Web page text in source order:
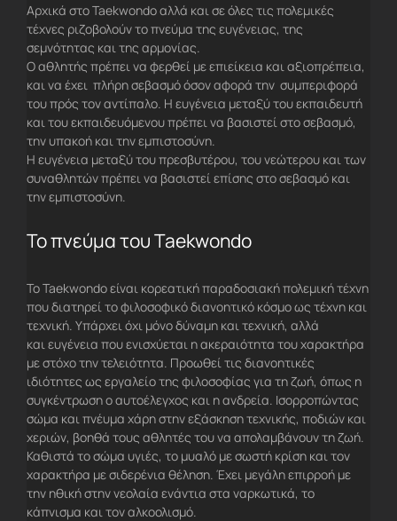
Αρχικά στο Taekwondo αλλά και σε όλες τις πολεμικές
τέχνες ριζοβολούν το πνεύμα της ευγένειας, της
σεμνότητας και της αρμονίας.
Ο αθλητής πρέπει να φερθεί με επιείκεια και αξιοπρέπεια,
και να έχει πλήρη σεβασμό όσον αφορά την συμπεριφορά
του πρός τον αντίπαλο. Η ευγένεια μεταξύ του εκπαιδευτή
και του εκπαιδευόμενου πρέπει να βασιστεί στο σεβασμό,
την υπακοή και την εμπιστοσύνη.
Η ευγένεια μεταξύ του πρεσβυτέρου, του νεώτερου και των
συναθλητών πρέπει να βασιστεί επίσης στο σεβασμό και
την εμπιστοσύνη.
Το πνεύμα του Taekwondo
To Taekwondo είναι κορεατική παραδοσιακή πολεμική τέχνη
που διατηρεί το φιλοσοφικό διανοητικό κόσμο ως τέχνη και
τεχνική. Υπάρχει όχι μόνο δύναμη και τεχνική, αλλά
και ευγένεια που ενισχύεται η ακεραιότητα του χαρακτήρα
με στόχο την τελειότητα. Προωθεί τις διανοητικές
ιδιότητες ως εργαλείο της φιλοσοφίας για τη ζωή, όπως η
συγκέντρωση ο αυτοέλεγχος και η ανδρεία. Ισορροπώντας
σώμα και πνέυμα χάρη στην εξάσκηση τεχνικής, ποδιών και
χεριών, βοηθά τους αθλητές του να απολαμβάνουν τη ζωή.
Καθιστά το σώμα υγιές, το μυαλό με σωστή κρίση και τον
χαρακτήρα με σιδερένια θέληση. Έχει μεγάλη επιρροή με
την ηθική στην νεολαία ενάντια στα ναρκωτικά, το
κάπνισμα και τον αλκοολισμό.